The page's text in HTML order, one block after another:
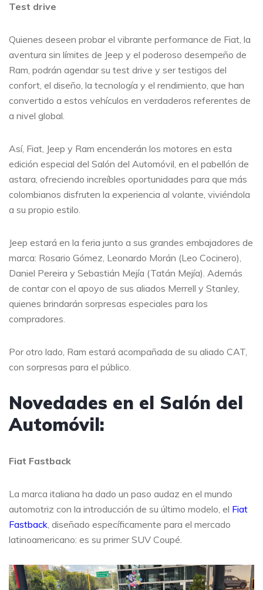
Test drive
Quienes deseen probar el vibrante performance de Fiat, la
aventura sin límites de Jeep y el poderoso desempeño de
Ram, podrán agendar su test drive y ser testigos del
confort, el diseño, la tecnología y el rendimiento, que han
convertido a estos vehículos en verdaderos referentes de
a nivel global.
Así, Fiat, Jeep y Ram encenderán los motores en esta
edición especial del Salón del Automóvil, en el pabellón de
astara, ofreciendo increíbles oportunidades para que más
colombianos disfruten la experiencia al volante, viviéndola
a su propio estilo.
Jeep estará en la feria junto a sus grandes embajadores de
marca: Rosario Gómez, Leonardo Morán (Leo Cocinero),
Daniel Pereira y Sebastián Mejía (Tatán Mejía). Además
de contar con el apoyo de sus aliados Merrell y Stanley,
quienes brindarán sorpresas especiales para los
compradores.
Por otro lado, Ram estará acompañada de su aliado CAT,
con sorpresas para el público.
Novedades en el Salón del
Automóvil:
Fiat Fastback
La marca italiana ha dado un paso audaz en el mundo
automotriz con la introducción de su último modelo, el Fiat
Fastback, diseñado específicamente para el mercado
latinoamericano: es su primer SUV Coupé.